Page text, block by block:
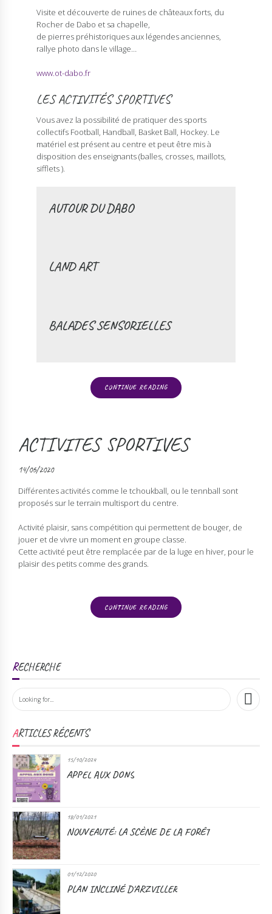
Visite et découverte de ruines de châteaux forts, du
Rocher de Dabo et sa chapelle,
de pierres préhistoriques aux légendes anciennes,
rallye photo dans le village…
www.ot-dabo.fr
LES ACTIVITÉS SPORTIVES
Vous avez la possibilité de pratiquer des sports
collectifs Football, Handball, Basket Ball, Hockey. Le
matériel est présent au centre et peut être mis à
disposition des enseignants (balles, crosses, maillots,
sifflets ).
AUTOUR DU DABO
LAND ART
BALADES SENSORIELLES
CONTINUE READING
ACTIVITES SPORTIVES
14/06/2020
Différentes activités comme le tchoukball, ou le tennball sont
proposés sur le terrain multisport du centre.
Activité plaisir, sans compétition qui permettent de bouger, de
jouer et de vivre un moment en groupe classe.
Cette activité peut être remplacée par de la luge en hiver, pour le
plaisir des petits comme des grands.
CONTINUE READING
RECHERCHE
ARTICLES RÉCENTS
15/10/2024
APPEL AUX DONS
18/01/2021
NOUVEAUTÉ: LA SCÈNE DE LA FORÊT
01/12/2020
PLAN INCLINÉ D'ARZVILLER